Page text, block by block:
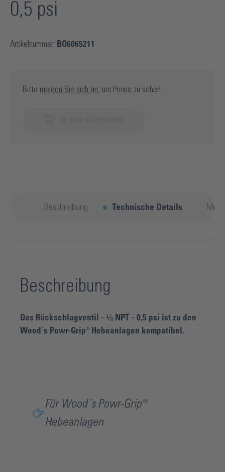
0,5 psi
Artikelnummer: BO6065211
Bitte melden Sie sich an , um Preise zu sehen.
Beschreibung Technische Details
Beschreibung
Das Rückschlagventil - ⅛ NPT - 0,5 psi ist zu den
Wood´s Powr-Grip® Hebeanlagen kompatibel.
Für Wood´s Powr-Grip®
Hebeanlagen